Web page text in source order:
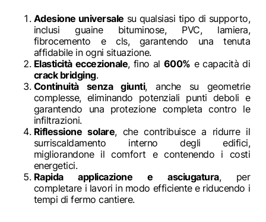
Adesione universale su qualsiasi tipo di supporto,
inclusi guaine bituminose, PVC, lamiera,
fibrocemento e cls, garantendo una tenuta
affidabile in ogni situazione.
Elasticità eccezionale, fino al 600% e capacità di
crack bridging.
Continuità senza giunti, anche su geometrie
complesse, eliminando potenziali punti deboli e
garantendo una protezione completa contro le
infiltrazioni.
Riflessione solare, che contribuisce a ridurre il
surriscaldamento interno degli edifici,
migliorandone il comfort e contenendo i costi
energetici.
Rapida applicazione e asciugatura, per
completare i lavori in modo efficiente e riducendo i
tempi di fermo cantiere.